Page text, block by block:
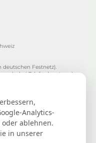
Festnetz).
mehr bei Telefonberatung).
Netzen
15 Minuten.
|Spiritueller Berater/in
kündigen / widerrufen
Analytics-
oder ablehnen.
in unserer